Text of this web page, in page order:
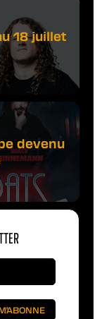
18 juillet
devenu